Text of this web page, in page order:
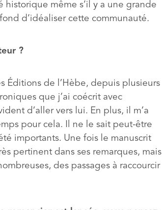
même s’il y a une grande
d’idéaliser cette communauté.
?
Éditions de l’Hèbe, depuis plusieurs
que j’ai coécrit avec
d’aller vers lui. En plus, il m’a
pour cela. Il ne le sait peut-être
importants. Une fois le manuscrit
pertinent dans ses remarques, mais
des passages à raccourcir